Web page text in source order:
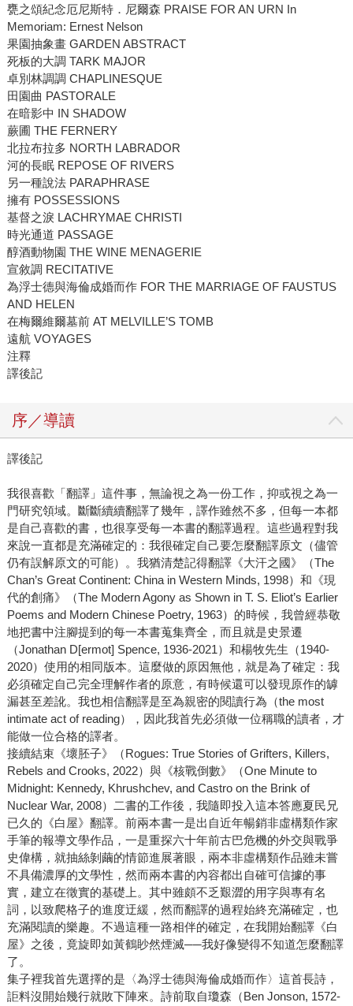
甕之頌紀念厄尼斯特．尼爾森 PRAISE FOR AN URN In
Memoriam: Ernest Nelson
果園抽象畫 GARDEN ABSTRACT
死板的大調 TARK MAJOR
卓別林調調 CHAPLINESQUE
田園曲 PASTORALE
在暗影中 IN SHADOW
蕨圃 THE FERNERY
北拉布拉多 NORTH LABRADOR
河的長眠 REPOSE OF RIVERS
另一種說法 PARAPHRASE
擁有 POSSESSIONS
基督之淚 LACHRYMAE CHRISTI
時光通道 PASSAGE
醇酒動物園 THE WINE MENAGERIE
宣敘調 RECITATIVE
為浮士德與海倫成婚而作 FOR THE MARRIAGE OF FAUSTUS
AND HELEN
在梅爾維爾墓前 AT MELVILLE’S TOMB
遠航 VOYAGES
注釋
譯後記
序／導讀
譯後記
我很喜歡「翻譯」這件事，無論視之為一份工作，抑或視之為一
門研究領域。斷斷續續翻譯了幾年，譯作雖然不多，但每一本都
是自己喜歡的書，也很享受每一本書的翻譯過程。這些過程對我
來說一直都是充滿確定的：我很確定自己要怎麼翻譯原文（儘管
仍有誤解原文的可能）。我猶清楚記得翻譯《大汗之國》（The
Chan’s Great Continent: China in Western Minds, 1998）和《現
代的創痛》（The Modern Agony as Shown in T. S. Eliot’s Earlier
Poems and Modern Chinese Poetry, 1963）的時候，我曾經恭敬
地把書中注腳提到的每一本書蒐集齊全，而且就是史景遷
（Jonathan D[ermot] Spence, 1936-2021）和楊牧先生（1940-
2020）使用的相同版本。這麼做的原因無他，就是為了確定：我
必須確定自己完全理解作者的原意，有時候還可以發現原作的罅
漏甚至差訛。我也相信翻譯是至為親密的閱讀行為（the most
intimate act of reading），因此我首先必須做一位稱職的讀者，才
能做一位合格的譯者。
接續結束《壞胚子》（Rogues: True Stories of Grifters, Killers,
Rebels and Crooks, 2022）與《核戰倒數》（One Minute to
Midnight: Kennedy, Khrushchev, and Castro on the Brink of
Nuclear War, 2008）二書的工作後，我隨即投入這本答應夏民兄
已久的《白屋》翻譯。前兩本書一是出自近年暢銷非虛構類作家
手筆的報導文學作品，一是重探六十年前古巴危機的外交與戰爭
史偉構，就抽絲剝繭的情節進展著眼，兩本非虛構類作品雖未嘗
不具備濃厚的文學性，然而兩本書的內容都出自確可信據的事
實，建立在徵實的基礎上。其中雖頗不乏艱澀的用字與專有名
詞，以致爬格子的進度迂緩，然而翻譯的過程始終充滿確定，也
充滿閱讀的樂趣。不過這種一路相伴的確定，在我開始翻譯《白
屋》之後，竟旋即如黃鶴眇然煙滅──我好像變得不知道怎麼翻譯
了。
集子裡我首先選擇的是〈為浮士德與海倫成婚而作〉這首長詩，
詎料沒開始幾行就敗下陣來。詩前取自瓊森（Ben Jonson, 1572-